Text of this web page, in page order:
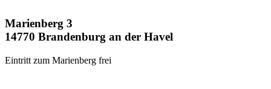
Marienberg 3
14770 Brandenburg an der Havel
Eintritt zum Marienberg frei